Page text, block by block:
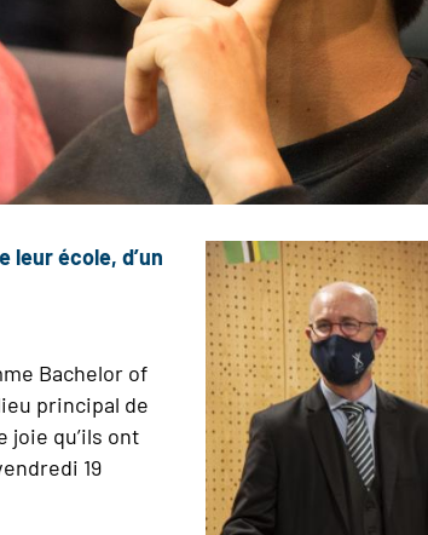
leur école, d’un
Bachelor of
principal de
joie qu’ils ont
19
Image